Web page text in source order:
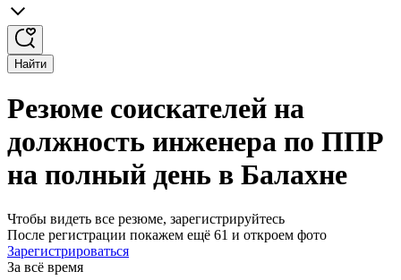
Найти
Резюме соискателей на
должность инженера по ППР
на полный день в Балахне
Чтобы видеть все резюме, зарегистрируйтесь
После регистрации покажем ещё 61 и откроем фото
Зарегистрироваться
За всё время